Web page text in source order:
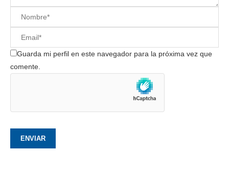
Guarda mi perfil en este navegador para la próxima vez que
comente.